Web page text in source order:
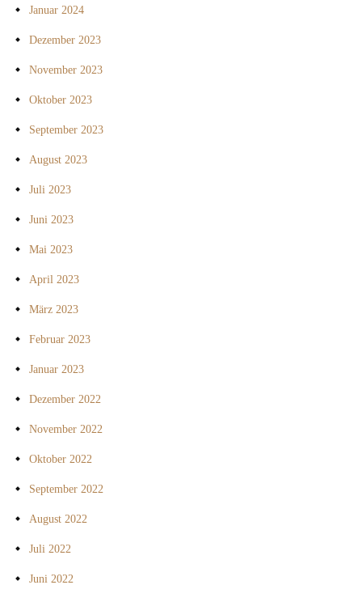
Januar 2024
Dezember 2023
November 2023
Oktober 2023
September 2023
August 2023
Juli 2023
Juni 2023
Mai 2023
April 2023
März 2023
Februar 2023
Januar 2023
Dezember 2022
November 2022
Oktober 2022
September 2022
August 2022
Juli 2022
Juni 2022